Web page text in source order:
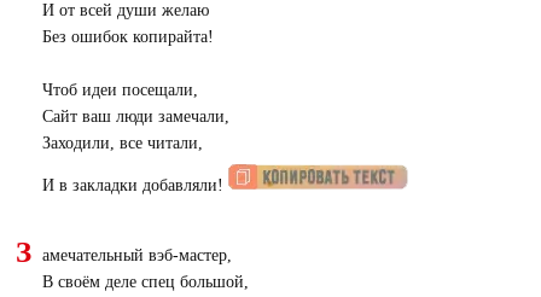
И от всей души желаю
Без ошибок копирайта!
Чтоб идеи посещали,
Сайт ваш люди замечали,
Заходили, все читали,
И в закладки добавляли!
З
амечательный вэб-мастер,
В своём деле спец большой,